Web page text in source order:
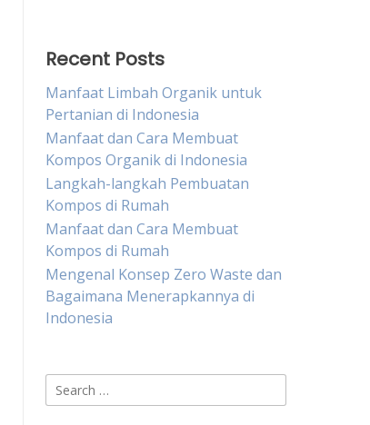
Recent Posts
Manfaat Limbah Organik untuk
Pertanian di Indonesia
Manfaat dan Cara Membuat
Kompos Organik di Indonesia
Langkah-langkah Pembuatan
Kompos di Rumah
Manfaat dan Cara Membuat
Kompos di Rumah
Mengenal Konsep Zero Waste dan
Bagaimana Menerapkannya di
Indonesia
Search
for: